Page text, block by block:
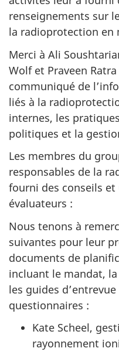
renseignements sur
la radioprotection en
Merci à Ali
Wolf et Praveen
communiqué de
liés à la
internes, les
politiques et la
Les membres du
responsables de la
fourni des conseils
évaluateurs :
Nous tenons à
suivantes pour leur
documents de
incluant le mandat,
les guides
questionnaires :
Kate Scheel,
rayonnement